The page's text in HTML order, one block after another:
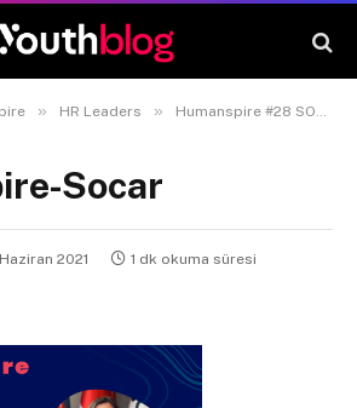
» HR Leaders » Humanspire #28 SOCAR Türkiye İnsan Kaynakları ve Kurumsal Hizmetler Başkanı Sibel UĞUR
Socar
2021 1 dk okuma süresi